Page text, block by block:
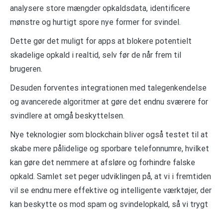
analysere store mængder opkaldsdata, identificere
mønstre og hurtigt spore nye former for svindel.
Dette gør det muligt for apps at blokere potentielt
skadelige opkald i realtid, selv før de når frem til
brugeren.
Desuden forventes integrationen med talegenkendelse
og avancerede algoritmer at gøre det endnu sværere for
svindlere at omgå beskyttelsen.
Nye teknologier som blockchain bliver også testet til at
skabe mere pålidelige og sporbare telefonnumre, hvilket
kan gøre det nemmere at afsløre og forhindre falske
opkald. Samlet set peger udviklingen på, at vi i fremtiden
vil se endnu mere effektive og intelligente værktøjer, der
kan beskytte os mod spam og svindelopkald, så vi trygt